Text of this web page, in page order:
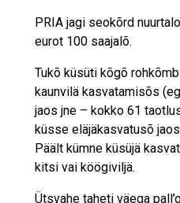
PRIA jagi seokõrd
eurot 100 saajalõ.
Tukõ küsüti kõgõ
kaunvilä kasvatamisõs
jaos jne – kokko 61
küsse eläjäkasvatusõ
Päält kümne küsüjä
kitsi vai köögiviljä.
Ütsvahe taheti väega